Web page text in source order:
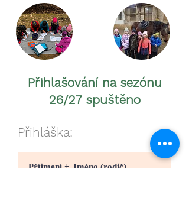
Přihlašování na sezónu
26/27 spuštěno
Přihláška: